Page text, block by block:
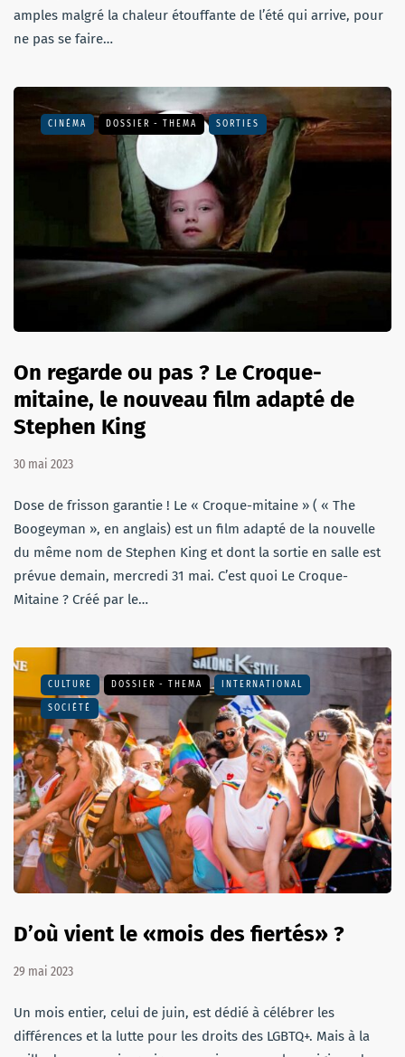
amples malgré la chaleur étouffante de l’été qui arrive, pour
ne pas se faire…
CINÉMA DOSSIER - THEMA SORTIES
On regarde ou pas ? Le Croque-
mitaine, le nouveau film adapté de
Stephen King
30 mai 2023
Dose de frisson garantie ! Le « Croque-mitaine » ( « The
Boogeyman », en anglais) est un film adapté de la nouvelle
du même nom de Stephen King et dont la sortie en salle est
prévue demain, mercredi 31 mai. C’est quoi Le Croque-
Mitaine ? Créé par le…
CULTURE DOSSIER - THEMA INTERNATIONAL
SOCIÉTÉ
D’où vient le «mois des fiertés» ?
29 mai 2023
Un mois entier, celui de juin, est dédié à célébrer les
différences et la lutte pour les droits des LGBTQ+. Mais à la